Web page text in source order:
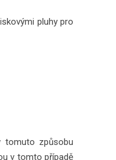
pluhy pro
tomuto způsobu
v tomto případě